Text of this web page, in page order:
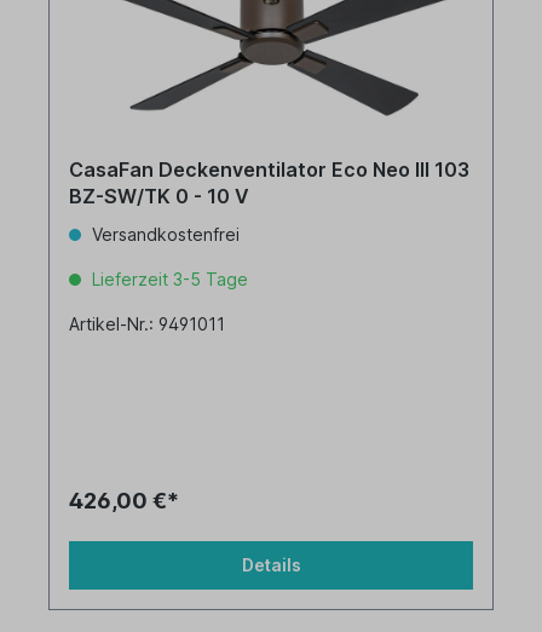
CasaFan Deckenventilator Eco Neo III 103
BZ-SW/TK 0 - 10 V
Versandkostenfrei
Lieferzeit 3-5 Tage
Artikel-Nr.: 9491011
426,00 €*
Details